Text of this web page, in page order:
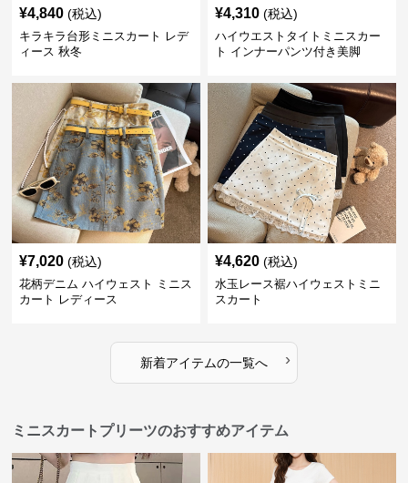
¥4,840 (税込)
キラキラ台形ミニスカート レデ
ィース 秋冬
¥4,310 (税込)
ハイウエストタイトミニスカー
ト インナーパンツ付き美脚
¥7,020 (税込)
花柄デニム ハイウェスト ミニス
カート レディース
¥4,620 (税込)
水玉レース裾ハイウェストミニ
スカート
新着アイテムの一覧へ ›
ミニスカートプリーツのおすすめアイテム